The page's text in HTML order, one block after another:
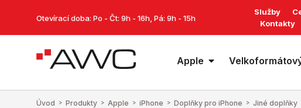
Otevírací doba: Po - Čt: 9h - 16h, Pá: 9h - 15h
Služby
Kontakty
Apple
Úvod > Produkty > Apple > iPhone > Doplňky pro iPhone > Jiné doplňky